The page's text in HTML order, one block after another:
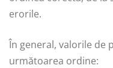
erorile.
În general, valorile de
următoarea ordine: